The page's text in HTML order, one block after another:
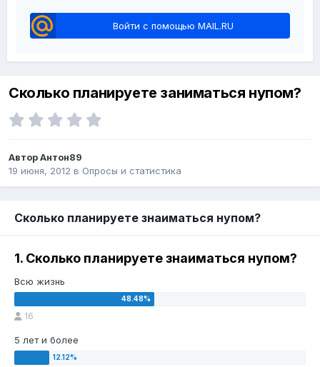
Войти с помощью MAIL.RU
Сколько планируете заниматься нупом?
Автор Антон89
19 июня, 2012 в Опросы и статистика
Сколько планируете знаиматься нупом?
1. Сколько планируете знаиматься нупом?
Всю жизнь
16
5 лет и более